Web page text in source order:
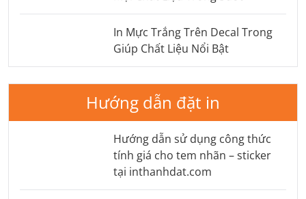
In Mực Trắng Trên Decal Trong
Giúp Chất Liệu Nổi Bật
Hướng dẫn đặt in
Hướng dẫn sử dụng công thức
tính giá cho tem nhãn – sticker
tại inthanhdat.com